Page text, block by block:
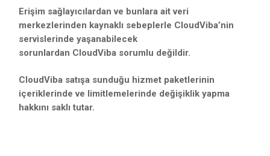
Erişim sağlayıcılardan ve bunlara ait veri
merkezlerinden kaynaklı sebeplerle CloudViba’nin
servislerinde yaşanabilecek
sorunlardan CloudViba sorumlu değildir.
CloudViba satışa sunduğu hizmet paketlerinin
içeriklerinde ve limitlemelerinde değişiklik yapma
hakkını saklı tutar.